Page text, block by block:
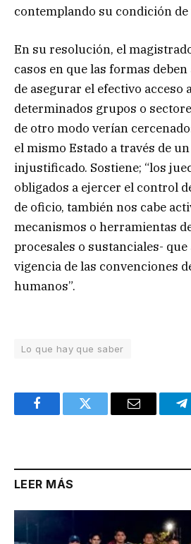
contemplando su condición
En su resolución, el
casos en que las formas
de asegurar el efectivo acceso
determinados grupos o
de otro modo verían
el mismo Estado a través de
injustificado. Sostiene; “los
obligados a ejercer el control
de oficio, también nos cabe
mecanismos o herramientas
procesales o sustanciales-
vigencia de las convenciones
humanos”.
Lo que hay que saber
FacebookTwitter Email
LEER MÁS